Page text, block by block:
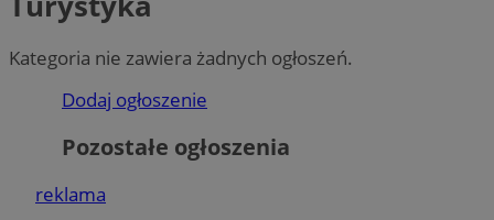
Kategoria nie zawiera żadnych ogłoszeń.
Dodaj ogłoszenie
Pozostałe ogłoszenia
reklama